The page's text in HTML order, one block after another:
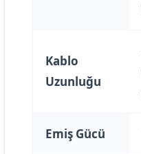
Kablo
Uzunluğu
Emiş Gücü